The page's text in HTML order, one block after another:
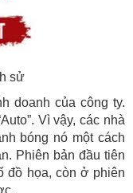
sử
doanh của công ty.
Vì vậy, các nhà
bóng nó một cách
Phiên bản đầu tiên
đồ họa, còn ở phiên